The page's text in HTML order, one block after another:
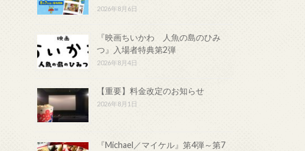
2026年8月6日
『映画ちいかわ 人魚の島のひみ
つ』入場者特典第2弾
2026年8月4日
【重要】料金改定のお知らせ
2026年8月1日
『Michael／マイケル』第4弾～第7